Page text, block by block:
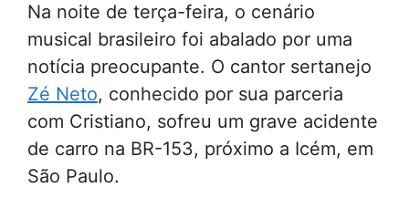
Na noite de terça-feira, o cenário
musical brasileiro foi abalado por uma
notícia preocupante. O cantor sertanejo
Zé Neto, conhecido por sua parceria
com Cristiano, sofreu um grave acidente
de carro na BR-153, próximo a Icém, em
São Paulo.